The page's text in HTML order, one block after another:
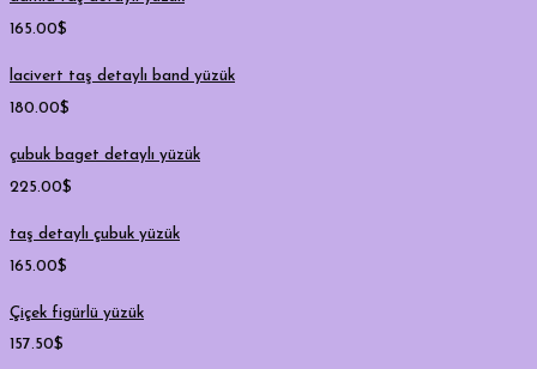
165.00$
lacivert taş detaylı band yüzük
180.00$
çubuk baget detaylı yüzük
225.00$
taş detaylı çubuk yüzük
165.00$
Çiçek figürlü yüzük
157.50$